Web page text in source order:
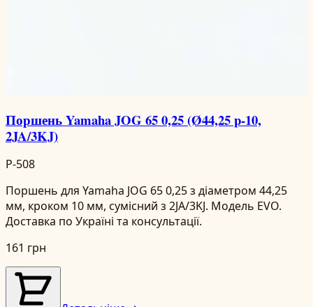
Поршень Yamaha JOG 65 0,25 (Ø44,25 p-10,
2JA/3KJ)
P-508
Поршень для Yamaha JOG 65 0,25 з діаметром 44,25
мм, кроком 10 мм, сумісний з 2JA/3KJ. Модель EVO.
Доставка по Україні та консультації.
161 грн